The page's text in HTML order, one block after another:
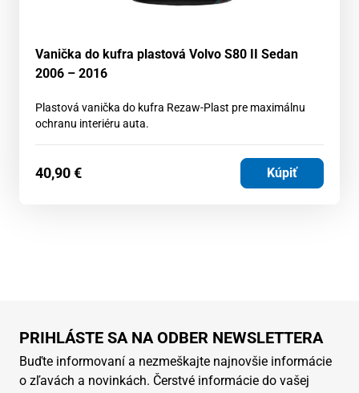
Vanička do kufra plastová Volvo S80 II Sedan
2006 – 2016
Plastová vanička do kufra Rezaw-Plast pre maximálnu
ochranu interiéru auta.
40,90€ Kúpiť
PRIHLÁSTE SA NA ODBER NEWSLETTERA
Buďte informovaní a nezmeškajte najnovšie informácie
o zľavách a novinkách. Čerstvé informácie do vašej